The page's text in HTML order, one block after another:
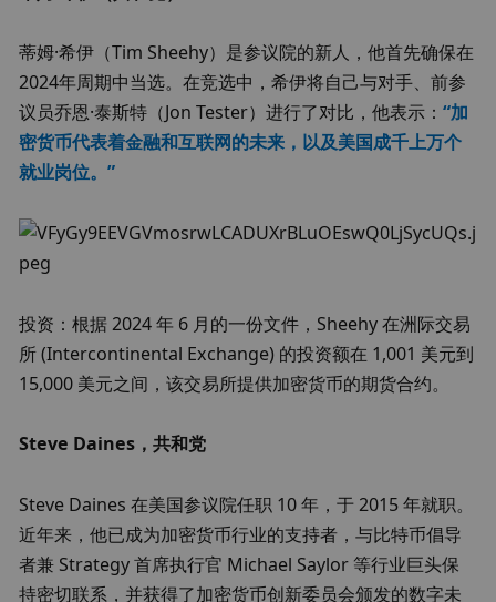
蒂姆·希伊（Tim Sheehy）是参议院的新人，他首先确保在
2024年周期中当选。在竞选中，希伊将自己与对手、前参
议员乔恩·泰斯特（Jon Tester）进行了对比，他表示：“加
密货币代表着金融和互联网的未来，以及美国成千上万个
就业岗位。”
投资：根据 2024 年 6 月的一份文件，Sheehy 在洲际交易
所 (Intercontinental Exchange) 的投资额在 1,001 美元到
15,000 美元之间，该交易所提供加密货币的期货合约。
Steve Daines，共和党
Steve Daines 在美国参议院任职 10 年，于 2015 年就职。
近年来，他已成为加密货币行业的支持者，与比特币倡导
者兼 Strategy 首席执行官 Michael Saylor 等行业巨头保
持密切联系，并获得了加密货币创新委员会颁发的数字未